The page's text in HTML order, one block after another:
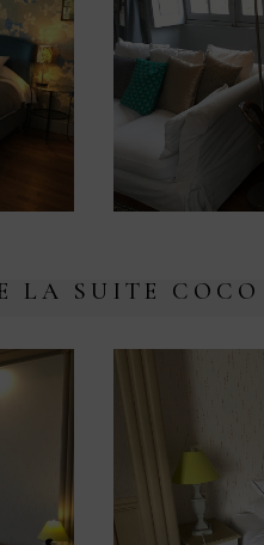
LA SUITE